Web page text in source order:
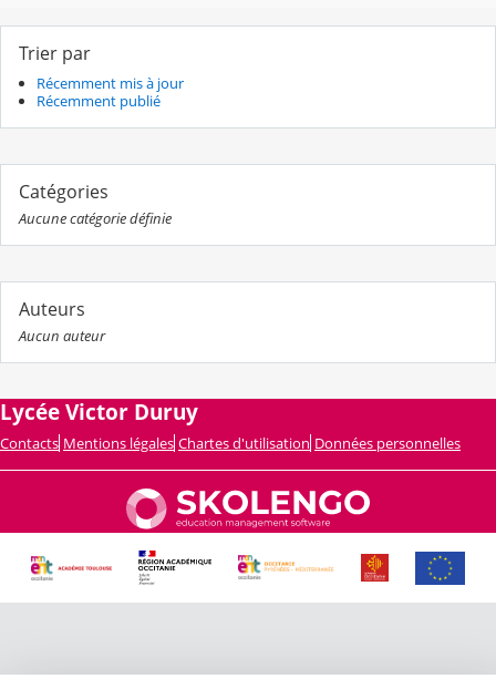
Trier par
Récemment mis à jour
Récemment publié
Catégories
Aucune catégorie définie
Auteurs
Aucun auteur
Lycée Victor Duruy
Contacts Mentions légales Chartes d'utilisation Données personnelles